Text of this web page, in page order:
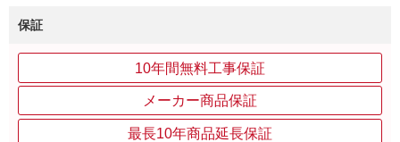
保証
10年間無料工事保証
メーカー商品保証
最長10年商品延長保証